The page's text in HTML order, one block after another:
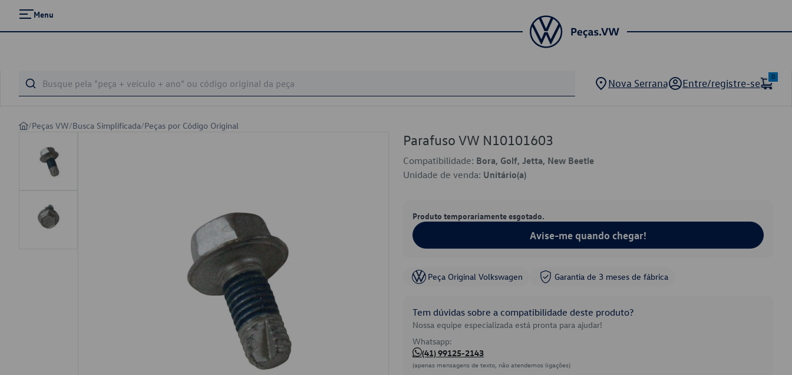
Menu
Nova Serrana Entre/registre-se
0
/Peças VW/Busca Simplificada/Peças por Código Original
Parafuso VW N10101603
Compatibilidade: Bora, Golf, Jetta, New Beetle
Unidade de venda: Unitário(a)
Produto temporariamente esgotado.
Avise-me quando chegar!
Peça Original Volkswagen Garantia de 3 meses de fábrica
Tem dúvidas sobre a compatibilidade deste produto?
Nossa equipe especializada está pronta para ajudar!
Whatsapp:
(41) 99125-2143
(apenas mensagens de texto, não atendemos ligações)